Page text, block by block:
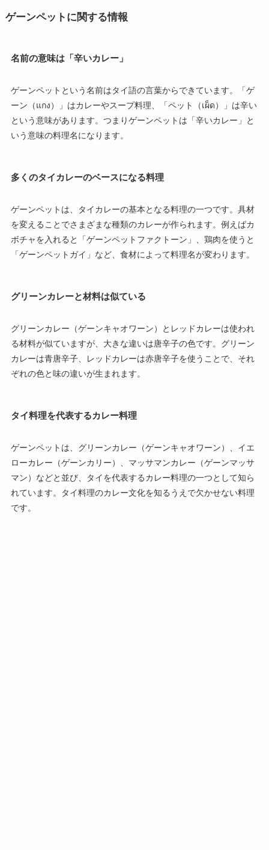
ゲーンペットに関する情報
名前の意味は「辛いカレー」
ゲーンペットという名前はタイ語の言葉からできています。「ゲ
ーン（แกง）」はカレーやスープ料理、「ペット（เผ็ด）」は辛い
という意味があります。つまりゲーンペットは「辛いカレー」と
いう意味の料理名になります。
多くのタイカレーのベースになる料理
ゲーンペットは、タイカレーの基本となる料理の一つです。具材
を変えることでさまざまな種類のカレーが作られます。例えばカ
ボチャを入れると「ゲーンペットファクトーン」、鶏肉を使うと
「ゲーンペットガイ」など、食材によって料理名が変わります。
グリーンカレーと材料は似ている
グリーンカレー（ゲーンキャオワーン）とレッドカレーは使われ
る材料が似ていますが、大きな違いは唐辛子の色です。グリーン
カレーは青唐辛子、レッドカレーは赤唐辛子を使うことで、それ
ぞれの色と味の違いが生まれます。
タイ料理を代表するカレー料理
ゲーンペットは、グリーンカレー（ゲーンキャオワーン）、イエ
ローカレー（ゲーンカリー）、マッサマンカレー（ゲーンマッサ
マン）などと並び、タイを代表するカレー料理の一つとして知ら
れています。タイ料理のカレー文化を知るうえで欠かせない料理
です。